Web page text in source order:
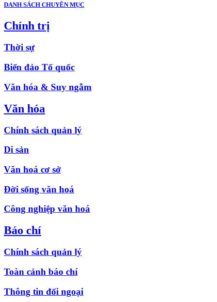
DANH SÁCH CHUYÊN MỤC
Chính trị
Thời sự
Biển đảo Tổ quốc
Văn hóa & Suy ngẫm
Văn hóa
Chính sách quản lý
Di sản
Văn hoá cơ sở
Đời sống văn hoá
Công nghiệp văn hoá
Báo chí
Chính sách quản lý
Toàn cảnh báo chí
Thông tin đối ngoại